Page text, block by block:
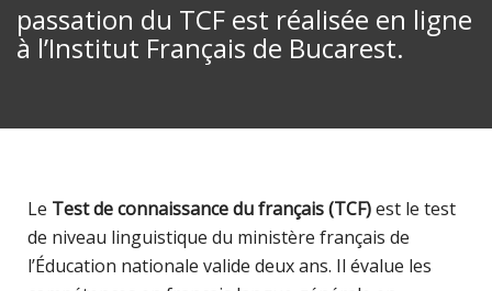
passation du TCF est réalisée en ligne
à l’Institut Français de Bucarest.
Le Test de connaissance du français (TCF)est le test
de niveau linguistique du ministère français de
l’Éducation nationale valide deux ans. Il évalue les